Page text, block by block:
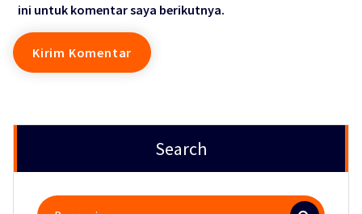
ini untuk komentar saya berikutnya.
Search
Pencarian